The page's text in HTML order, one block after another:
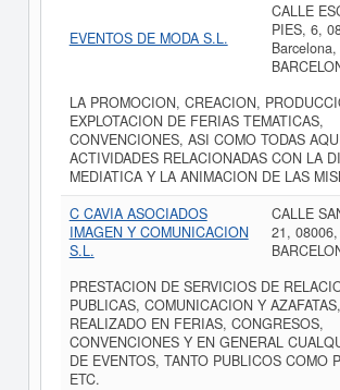
EVENTOS DE MODA S.L.
CALLE
PIES, 6,
Barcelona,
LA PROMOCION, CREACION,
EXPLOTACION DE FERIAS TEMATICAS,
CONVENCIONES, ASI COMO TODAS
ACTIVIDADES RELACIONADAS CON LA
MEDIATICA Y LA ANIMACION DE LAS
C CAVIA ASOCIADOS
IMAGEN Y COMUNICACION
S.L.
CALLE
21,
PRESTACION DE SERVICIOS DE
PUBLICAS, COMUNICACION Y AZAFATAS,
REALIZADO EN FERIAS, CONGRESOS,
CONVENCIONES Y EN GENERAL
DE EVENTOS, TANTO PUBLICOS COMO
ETC.